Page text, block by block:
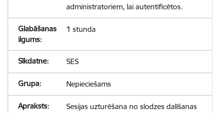
administratoriem, lai autentificētos.
1 stunda
SES
Nepieciešams
Sesijas uzturēšana no slodzes dalīšanas